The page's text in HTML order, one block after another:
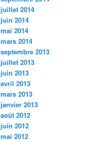
juillet 2014
juin 2014
mai 2014
mars 2014
septembre 2013
juillet 2013
juin 2013
avril 2013
mars 2013
janvier 2013
août 2012
juin 2012
mai 2012